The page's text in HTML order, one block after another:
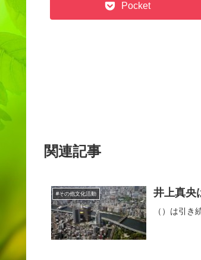
Pocket
関連記事
#その他文化活動 井上真央
（）は引き